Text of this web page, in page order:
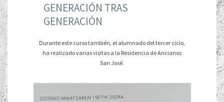
GENERACIÓN TRAS
GENERACIÓN
Durante este curso también, el alumnado del tercer ciclo,
ha realizado varias visitas a la Residencia de Ancianos
San José.